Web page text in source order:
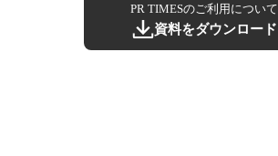
PR TIMESのご利用について
資料をダウンロード